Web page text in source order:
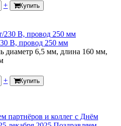
+ Купить
В, провод 250 мм
диаметр 6,5 мм, длина 160 мм,
+ Купить
партнёров и коллег с Днём